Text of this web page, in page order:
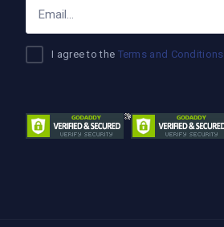
I agree to the Terms and Conditions